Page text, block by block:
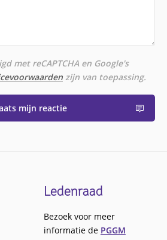
met reCAPTCHA en Google's
zijn van toepassing.
mijn reactie
Ledenraad
Bezoek voor meer
informatie de PGGM